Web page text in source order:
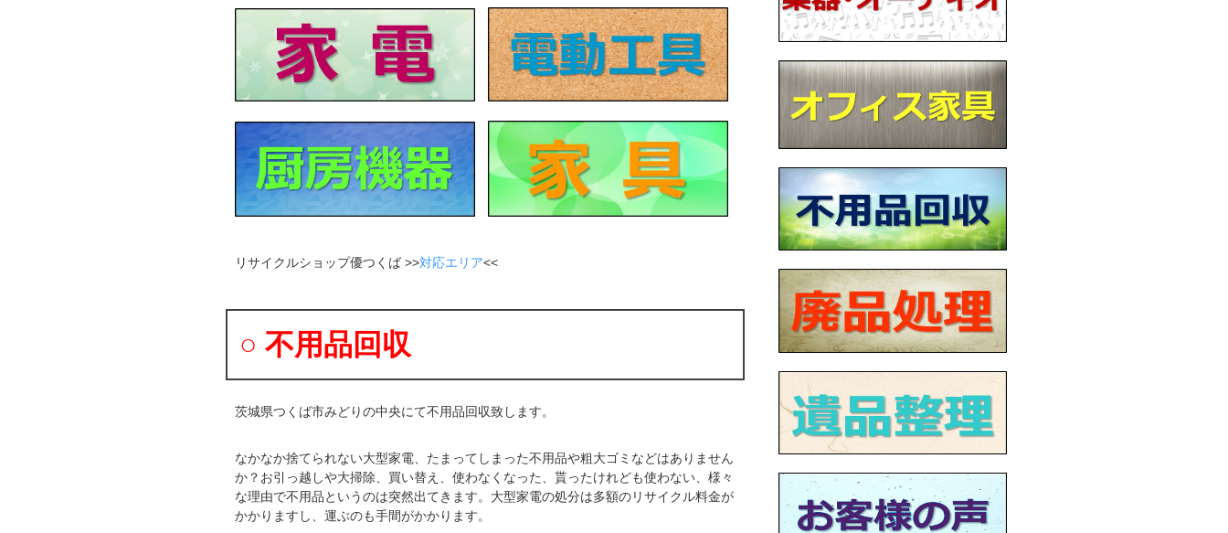
リサイクルショップ優つくば >>対応エリア<<
○ 不用品回収
茨城県つくば市みどりの中央にて不用品回収致します。
なかなか捨てられない大型家電、たまってしまった不用品や粗大ゴミなどはありません
か？お引っ越しや大掃除、買い替え、使わなくなった、貰ったけれども使わない、様々
な理由で不用品というのは突然出てきます。大型家電の処分は多額のリサイクル料金が
かかりますし、運ぶのも手間がかかります。